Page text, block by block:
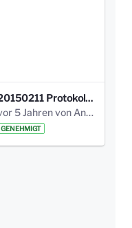
20150211 Protokoll Bismarckplatz_Jugend_02b.pdf
vor 5 Jahren von Anni Schlumberger
GENEHMIGT